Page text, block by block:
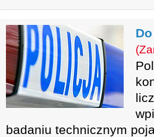
badaniu technicznym